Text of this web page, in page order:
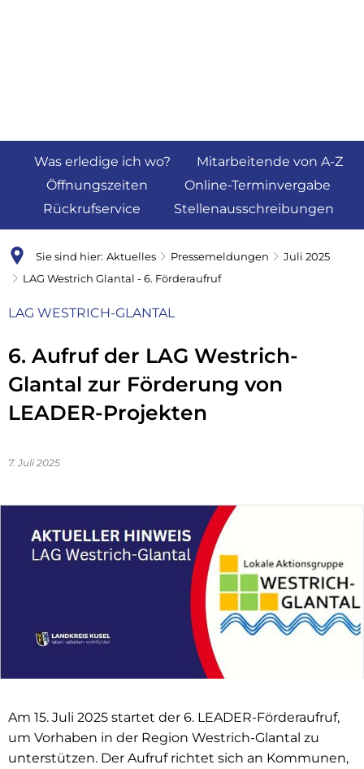
Was erledige ich wo?
Mitarbeitende von A-Z
Öffnungszeiten
Online-Terminvergabe
Rückrufservice
Stellenausschreibungen
Sie sind hier: Aktuelles Pressemeldungen
Juli 2025
LAG Westrich Glantal - 6. Förderaufruf
LAG WESTRICH-GLANTAL
6. Aufruf der LAG Westrich-
Glantal zur Förderung von
LEADER-Projekten
7. Juli 2025
Am 15. Juli 2025 startet der 6. LEADER-Förderaufruf,
um Vorhaben in der Region Westrich-Glantal zu
unterstützen. Der Aufruf richtet sich an Kommunen,